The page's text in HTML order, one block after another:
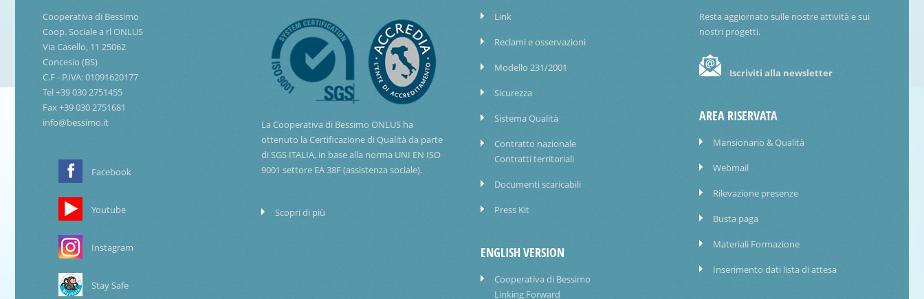
Cooperativa di Bessimo
Coop. Sociale a rl ONLUS
Via Casello, 11 25062
Concesio (BS)
C.F - P.IVA: 01091620177
Tel +39 030 2751455
Fax +39 030 2751681
info@bessimo.it
Facebook
Youtube
Instagram
Stay Safe
La Cooperativa di Bessimo ONLUS ha
ottenuto la Certificazione di Qualità da parte
di SGS ITALIA, in base alla norma UNI EN ISO
9001 settore EA 38F (assistenza sociale).
Scopri di più
Link
Reclami e osservazioni
Modello 231/2001
Sicurezza
Sistema Qualità
Contratto nazionale
Contratti territoriali
Documenti scaricabili
Press Kit
ENGLISH VERSION
Cooperativa di Bessimo
Linking Forward
Resta aggiornato sulle nostre attività e sui
nostri progetti.
Iscriviti alla newsletter
AREA RISERVATA
Mansionario & Qualità
Webmail
Rilevazione presenze
Busta paga
Materiali Formazione
Inserimento dati lista di attesa